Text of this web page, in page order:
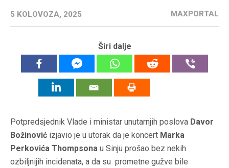
5 KOLOVOZA, 2025 MAXPORTAL
Širi dalje
Potpredsjednik Vlade i ministar unutarnjih poslova Davor
Božinović izjavio je u utorak da je koncert Marka
Perkovića Thompsona u Sinju prošao bez nekih
ozbiljnijih incidenata, a da su prometne gužve bile